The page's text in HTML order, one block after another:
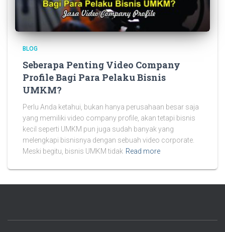
BLOG
Seberapa Penting Video Company
Profile Bagi Para Pelaku Bisnis
UMKM?
Perlu Anda ketahui, bukan hanya perusahaan besar saja
yang memiliki video company profile, akan tetapi bisnis
kecil seperti UMKM pun juga sudah banyak yang
melengkapi bisnisnya dengan sebuah video corporate.
Meski begitu, bisnis UMKM tidak Read more